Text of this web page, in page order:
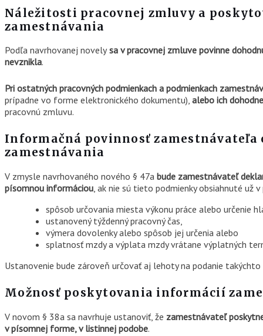
Náležitosti pracovnej zmluvy a
zamestnávania
Podľa navrhovanej novelysa v pracovnej zmluve povinne
nevznikla.
Pri ostatných pracovných podmienkach a podmienkach
prípadne vo forme elektronického dokumentu), alebo ich
pracovnú zmluvu.
Informačná povinnosť zamestnávateľa
zamestnávania
V zmysle navrhovaného nového § 47a bude zamestnávateľ
písomnou informáciou, ak nie sú tieto podmienky obsiahnuté už
spôsob určovania miesta výkonu práce alebo určenie
ustanovený týždenný pracovný čas,
výmera dovolenky alebo spôsob jej určenia alebo
splatnosť mzdy a výplata mzdy vrátane výplatných
Ustanovenie bude zároveň určovať aj lehoty na podanie
Možnosť poskytovania informácií
V novom § 38a sa navrhuje ustanoviť, že zamestnávateľ
v písomnej forme, v listinnej podobe.